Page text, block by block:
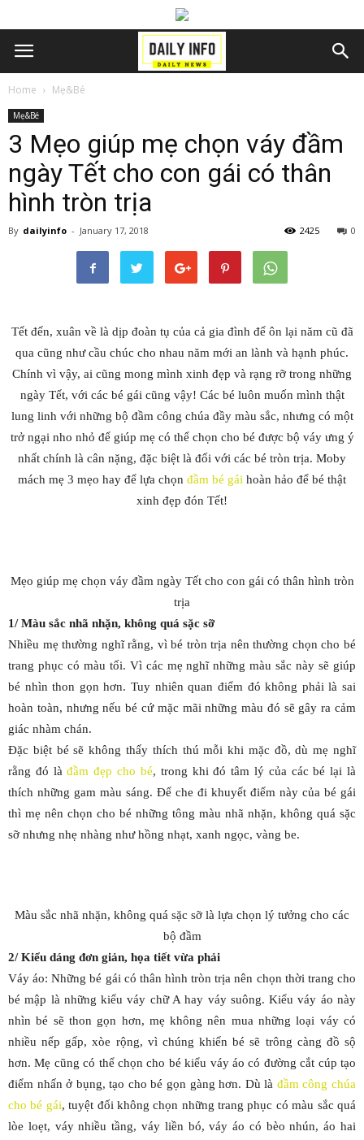
Home Mẹ&Bé
Mẹ&Bé
3 Mẹo giúp mẹ chọn váy đầm
ngày Tết cho con gái có thân
hình tròn trịa
By dailyinfo - January 17, 2018 0
2425
Tết đến, xuân về là dịp đoàn tụ của cả gia đình để ôn lại năm cũ đã
qua cũng như cầu chúc cho nhau năm mới an lành và hạnh phúc.
Chính vì vậy, ai cũng mong mình xinh đẹp và rạng rỡ trong những
ngày Tết, với các bé gái cũng vậy! Các bé luôn muốn mình thật
lung linh với những bộ đầm công chúa đầy màu sắc, nhưng có một
trở ngại nho nhỏ để giúp mẹ có thể chọn cho bé được bộ váy ưng ý
nhất chính là cân nặng, đặc biệt là đối với các bé tròn trịa. Moby
mách mẹ 3 mẹo hay để lựa chọn đầm bé gái hoàn hảo để bé thật
xinh đẹp đón Tết!
Mẹo giúp mẹ chọn váy đầm ngày Tết cho con gái có thân hình tròn
trịa
1/ Màu sắc nhã nhặn, không quá sặc sỡ
Nhiều mẹ thường nghĩ rằng, vì bé tròn trịa nên thường chọn cho bé
trang phục có màu tối. Vì các mẹ nghĩ những màu sắc này sẽ giúp
bé nhìn thon gọn hơn. Tuy nhiên quan điểm đó không phải là sai
hoàn toàn, nhưng nếu bé cứ mặc mãi những màu đó sẽ gây ra cảm
giác nhàm chán.
Đặc biệt bé sẽ không thấy thích thú mỗi khi mặc đồ, dù mẹ nghĩ
rằng đó làđầm đẹp cho bé, trong khi đó tâm lý của các bé lại là
thích những gam màu sáng. Để che đi khuyết điểm này của bé gái
thì mẹ nên chọn cho bé những tông màu nhã nhặn, không quá sặc
sỡ nhưng nhẹ nhàng như hồng nhạt, xanh ngọc, vàng be.
Màu sắc nhã nhặn, không quá sặc sỡ là lựa chọn lý tưởng cho các
bộ đầm
2/ Kiểu dáng đơn giản, họa tiết vừa phải
Váy áo: Những bé gái có thân hình tròn trịa nên chọn thời trang cho
bé mập là những kiểu váy chữ A hay váy suông. Kiểu váy áo này
nhìn bé sẽ thon gọn hơn, mẹ không nên mua những loại váy có
nhiều nếp gấp, xòe rộng, vì chúng khiến bé sẽ trông càng đồ sộ
hơn. Mẹ cũng có thể chọn cho bé kiểu váy áo có đường cắt cúp tạo
điểm nhấn ở bụng, tạo cho bé gọn gàng hơn. Dù là đầm công chúa
cho bé gái, tuyệt đối không chọn những trang phục có màu sắc quá
lòe loẹt, váy nhiều tầng, váy liền bó, váy áo có bèo nhún, áo hai